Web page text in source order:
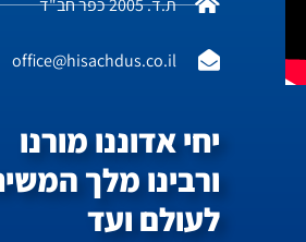
office@hisachdus.co.il
יחי אדוננו מורנו
ורבינו מלך
לעולם ועד